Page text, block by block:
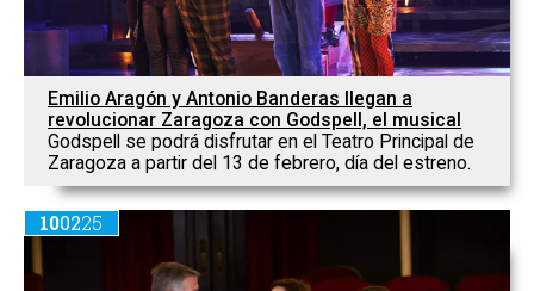
Emilio Aragón y Antonio Banderas llegan a
revolucionar Zaragoza con Godspell, el musical
Godspell se podrá disfrutar en el Teatro Principal de
Zaragoza a partir del 13 de febrero, día del estreno.
100225